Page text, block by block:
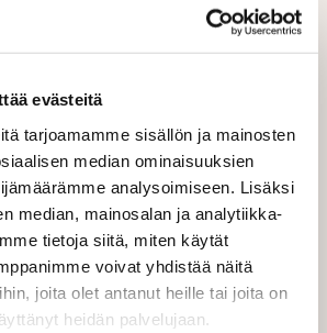
evästeitä
tarjoamamme sisällön ja mainosten
median ominaisuuksien
analysoimiseen. Lisäksi
median, mainosalan ja analytiikka-
tietoja siitä, miten käytät
voivat yhdistää näitä
joita olet antanut heille tai joita on
heidän palvelujaan.
jonka pinnassa
kuvioita tummemmalla
ja säästä 39,75 €
LISÄÄ OSTOSKORIIN